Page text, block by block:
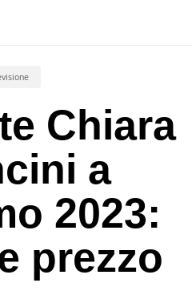
Chiara
a
2023:
prezzo